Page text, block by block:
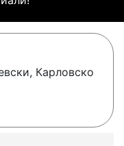
Карловско